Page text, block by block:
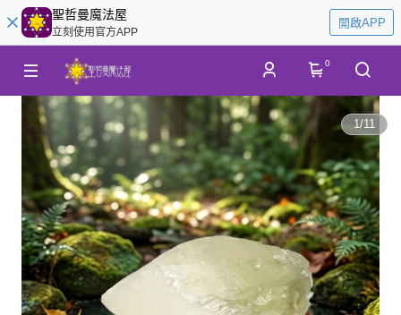
聖哲曼魔法屋
立刻使用官方APP
開啟APP
0
1/11